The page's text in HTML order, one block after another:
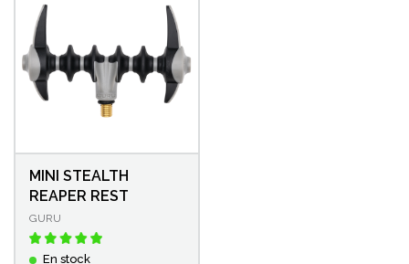
MINI STEALTH
REAPER REST
GURU
En stock